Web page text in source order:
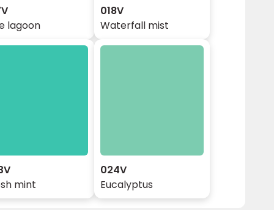
lagoon
018V
Waterfall mist
mint
024V
Eucalyptus